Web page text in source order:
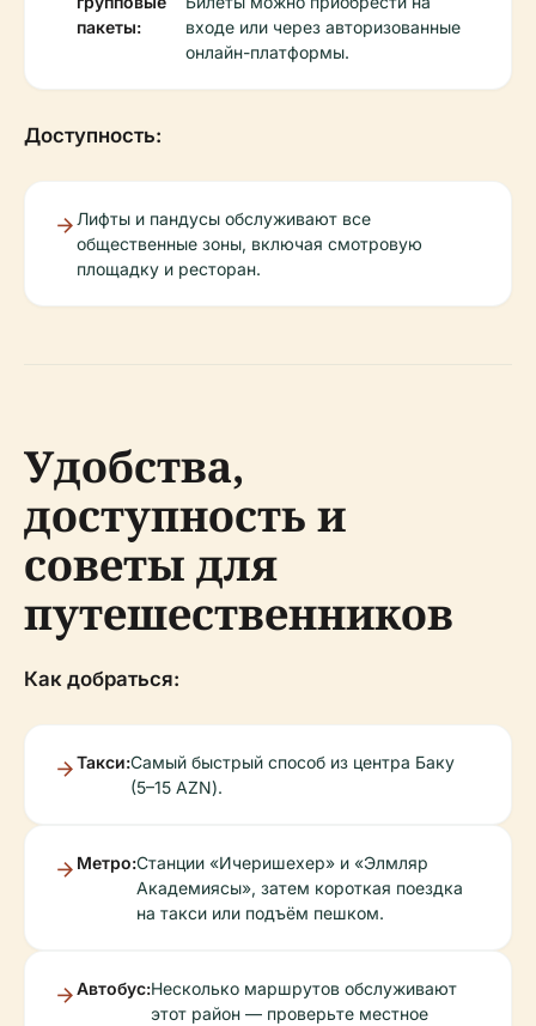
пакеты:
входе или через авторизованные
онлайн-платформы.
Доступность:
Лифты и пандусы обслуживают все
общественные зоны, включая смотровую
площадку и ресторан.
Удобства,
доступность и
советы для
путешественников
Как добраться:
Такси:Самый быстрый способ из центра Баку
(5–15 AZN).
Метро:Станции «Ичеришехер» и «Элмляр
Академиясы», затем короткая поездка
на такси или подъём пешком.
Автобус:Несколько маршрутов обслуживают
этот район — проверьте местное